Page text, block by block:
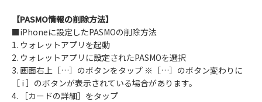
【PASMO情報の削除方法】
■iPhoneに設定したPASMOの削除方法
1. ウォレットアプリを起動
2. ウォレットアプリに設定されたPASMOを選択
3. 画面右上［…］のボタンをタップ ※［…］のボタン変わりに
［ i ］のボタンが表示されている場合があります。
4. ［カードの詳細］をタップ